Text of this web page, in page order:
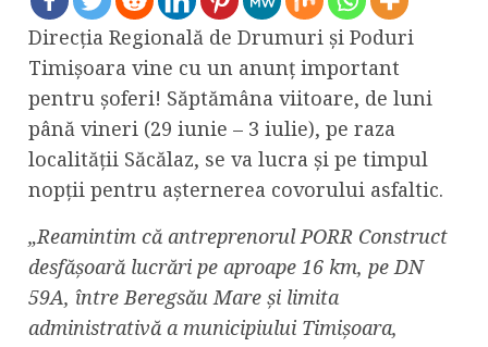
Direcţia Regională de Drumuri şi Poduri
Timişoara vine cu un anunţ important
pentru şoferi! Săptămâna viitoare, de luni
până vineri (29 iunie – 3 iulie), pe raza
localității Săcălaz, se va lucra și pe timpul
nopții pentru așternerea covorului asfaltic.
„Reamintim că antreprenorul PORR Construct
desfășoară lucrări pe aproape 16 km, pe DN
59A, între Beregsău Mare și limita
administrativă a municipiului Timișoara,